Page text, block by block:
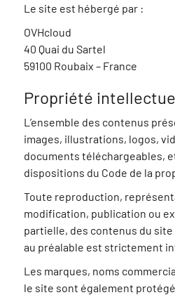
Le site est hébergé par :
OVHcloud
40 Quai du Sartel
59100 Roubaix – France
Propriété
L’ensemble des contenus
images, illustrations, logos,
documents téléchargeables,
dispositions du Code de la
Toute reproduction,
modification, publication ou
partielle, des contenus du
au préalable est strictement
Les marques, noms
le site sont également